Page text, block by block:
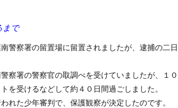
まで
警察署の留置場に留置されましたが、逮捕の二
察署の警察官の取調べを受けていましたが、１
を受けるなどして約４０日間過ごしました。
れた少年審判で、保護観察が決定したのです。